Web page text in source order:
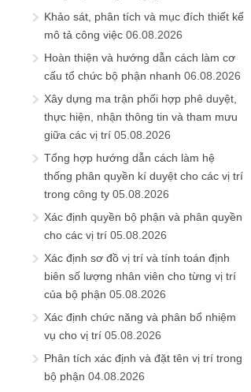
Khảo sát, phân tích và mục đích thiết kế
mô tả công việc 06.08.2026
Hoàn thiện và hướng dẫn cách làm cơ
cấu tổ chức bộ phận nhanh 06.08.2026
Xây dựng ma trận phối hợp phê duyệt,
thực hiện, nhận thông tin và tham mưu
giữa các vị trí 05.08.2026
Tổng hợp hướng dẫn cách làm hệ
thống phân quyền kí duyệt cho các vị trí
trong công ty 05.08.2026
Xác định quyền bộ phận và phân quyền
cho các vị trí 05.08.2026
Xác định sơ đồ vị trí và tính toán định
biên số lượng nhân viên cho từng vị trí
của bộ phận 05.08.2026
Xác định chức năng và phân bổ nhiệm
vụ cho vị trí 05.08.2026
Phân tích xác định và đặt tên vị trí trong
bộ phận 04.08.2026